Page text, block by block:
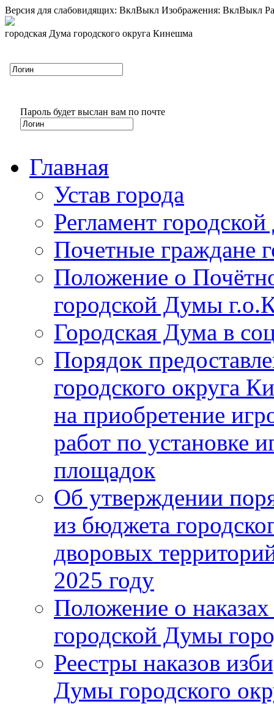
Версия для слабовидящих: ВклВыкл Изображения: ВклВыкл
городская Дума городского округа Кинешма
Пароль будет выслан вам по почте
Главная
Устав города
Регламент
Почетные граждане
Положение о
городской Думы
Городская Дума в
Порядок
городского округа
на приобретение
работ по установке
площадок
Об утверждении
из бюджета
дворовых
2025 году
Положение о
городской Думы
Реестры наказов
Думы городского